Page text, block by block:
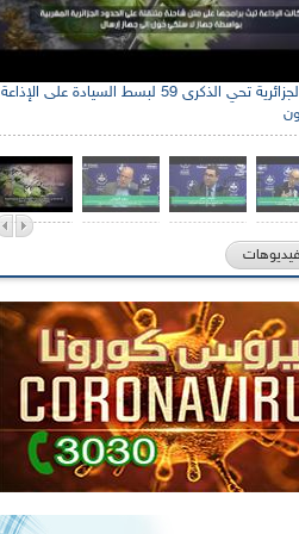
الإذاعة الجزائرية تحي الذكرى 59 لبسط السيادة على الإذاعة